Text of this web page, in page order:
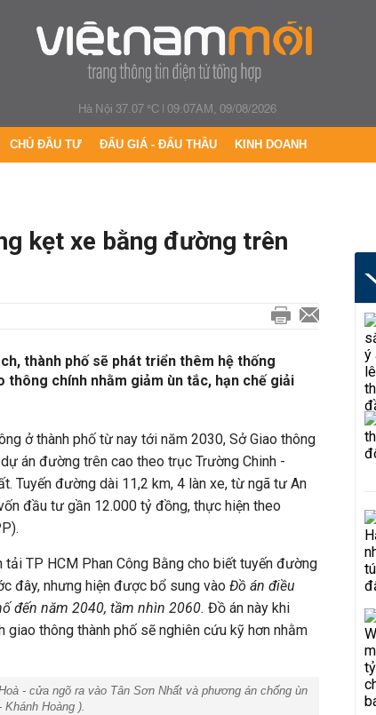
Hà Nội 37.07 °C|09:07AM, 09/08/2026
CHỦ ĐẦU TƯ ĐẤU GIÁ - ĐẤU THẦU KINH DOANH
kẹt xe bằng đường trên
thành phố sẽ phát triển thêm hệ thống
chính nhằm giảm ùn tắc, hạn chế giải
ở thành phố từ nay tới năm 2030, Sở Giao thông
án đường trên cao theo trục Trường Chinh -
Tuyến đường dài 11,2 km, 4 làn xe, từ ngã tư An
đầu tư gần 12.000 tỷ đồng, thực hiện theo
TP HCM Phan Công Bằng cho biết tuyến đường
đây, nhưng hiện được bổ sung vào Đồ án điều
đến năm 2040, tầm nhìn 2060. Đồ án này khi
thông thành phố sẽ nghiên cứu kỹ hơn nhằm
- cửa ngõ ra vào Tân Sơn Nhất và phương án chống ùn
Hoàng ).